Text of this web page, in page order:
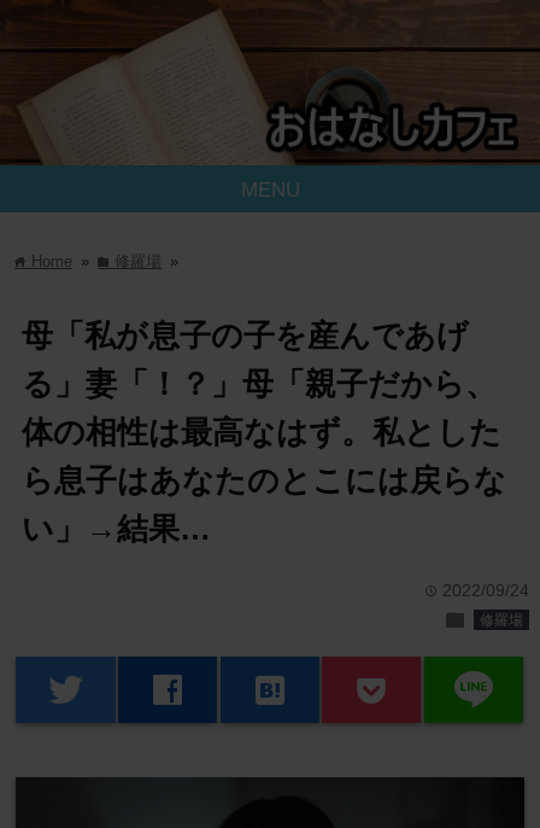
MENU
home Home » folder修羅場 »
母「私が息子の子を産んであげ
る」妻「！？」母「親子だから、
体の相性は最高なはず。私とした
ら息子はあなたのとこには戻らな
い」→結果…
time 2022/09/24
folder 修羅場
twitter facebook hatenabookmark line